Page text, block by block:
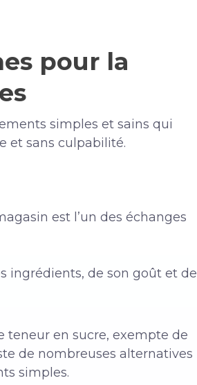
pour la
simples et sains qui
et sans culpabilité.
est l’un des échanges
ingrédients, de son goût et de
teneur en sucre, exempte de
de nombreuses alternatives
simples.